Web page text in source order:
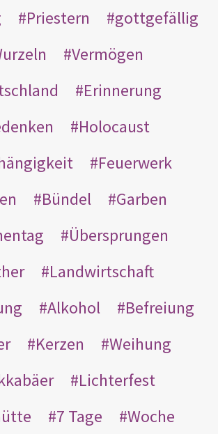
Priestern
gottgefällig
Vermögen
Erinnerung
Holocaust
Feuerwerk
Bündel
Garben
Übersprungen
Landwirtschaft
Alkohol
Befreiung
Kerzen
Weihung
Lichterfest
7 Tage
Woche